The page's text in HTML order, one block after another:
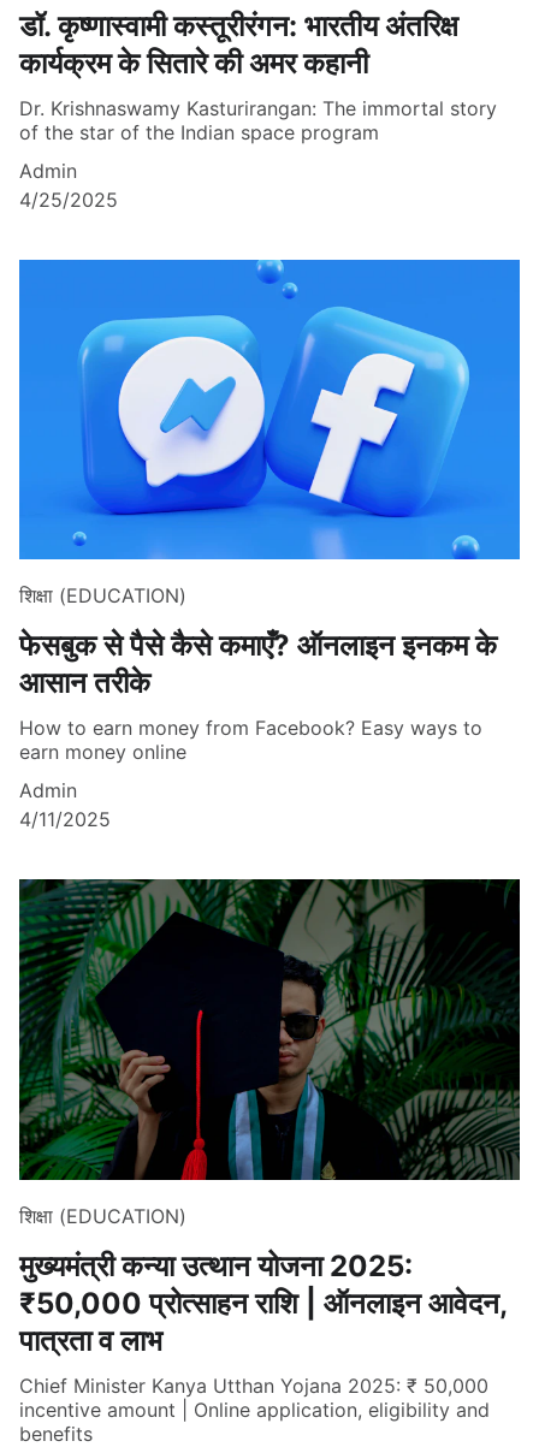
डॉ. कृष्णास्वामी कस्तूरीरंगन: भारतीय अंतरिक्ष
कार्यक्रम के सितारे की अमर कहानी
Dr. Krishnaswamy Kasturirangan: The immortal story
of the star of the Indian space program
Admin
4/25/2025
शिक्षा (EDUCATION)
फेसबुक से पैसे कैसे कमाएँ? ऑनलाइन इनकम के
आसान तरीके
How to earn money from Facebook? Easy ways to
earn money online
Admin
4/11/2025
शिक्षा (EDUCATION)
मुख्यमंत्री कन्या उत्थान योजना 2025:
₹50,000 प्रोत्साहन राशि | ऑनलाइन आवेदन,
पात्रता व लाभ
Chief Minister Kanya Utthan Yojana 2025: ₹ 50,000
incentive amount | Online application, eligibility and
benefits